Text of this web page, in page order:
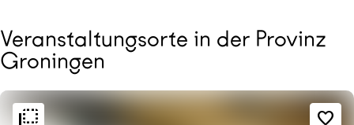
Veranstaltungsorte in der Provinz
Groningen
flip_to_back favorite_border
Ambiente und Ästhetik